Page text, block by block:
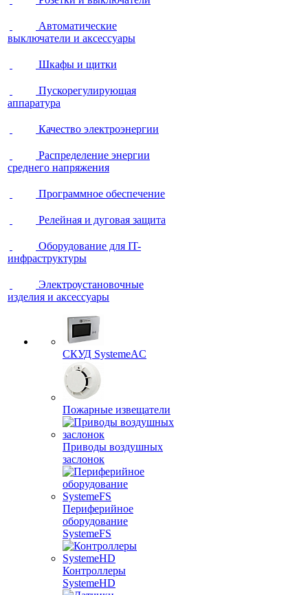
Автоматические
выключатели и аксессуары
Шкафы и щитки
Пускорегулирующая
аппаратура
Качество электроэнергии
Распределение энергии
среднего напряжения
Программное обеспечение
Релейная и дуговая защита
Оборудование для IT-
инфраструктуры
Электроустановочные
изделия и аксессуары
СКУД SystemeAC
Пожарные извещатели
Приводы воздушных
заслонок
Периферийное
оборудование
SystemeFS
Контроллеры
SystemeHD